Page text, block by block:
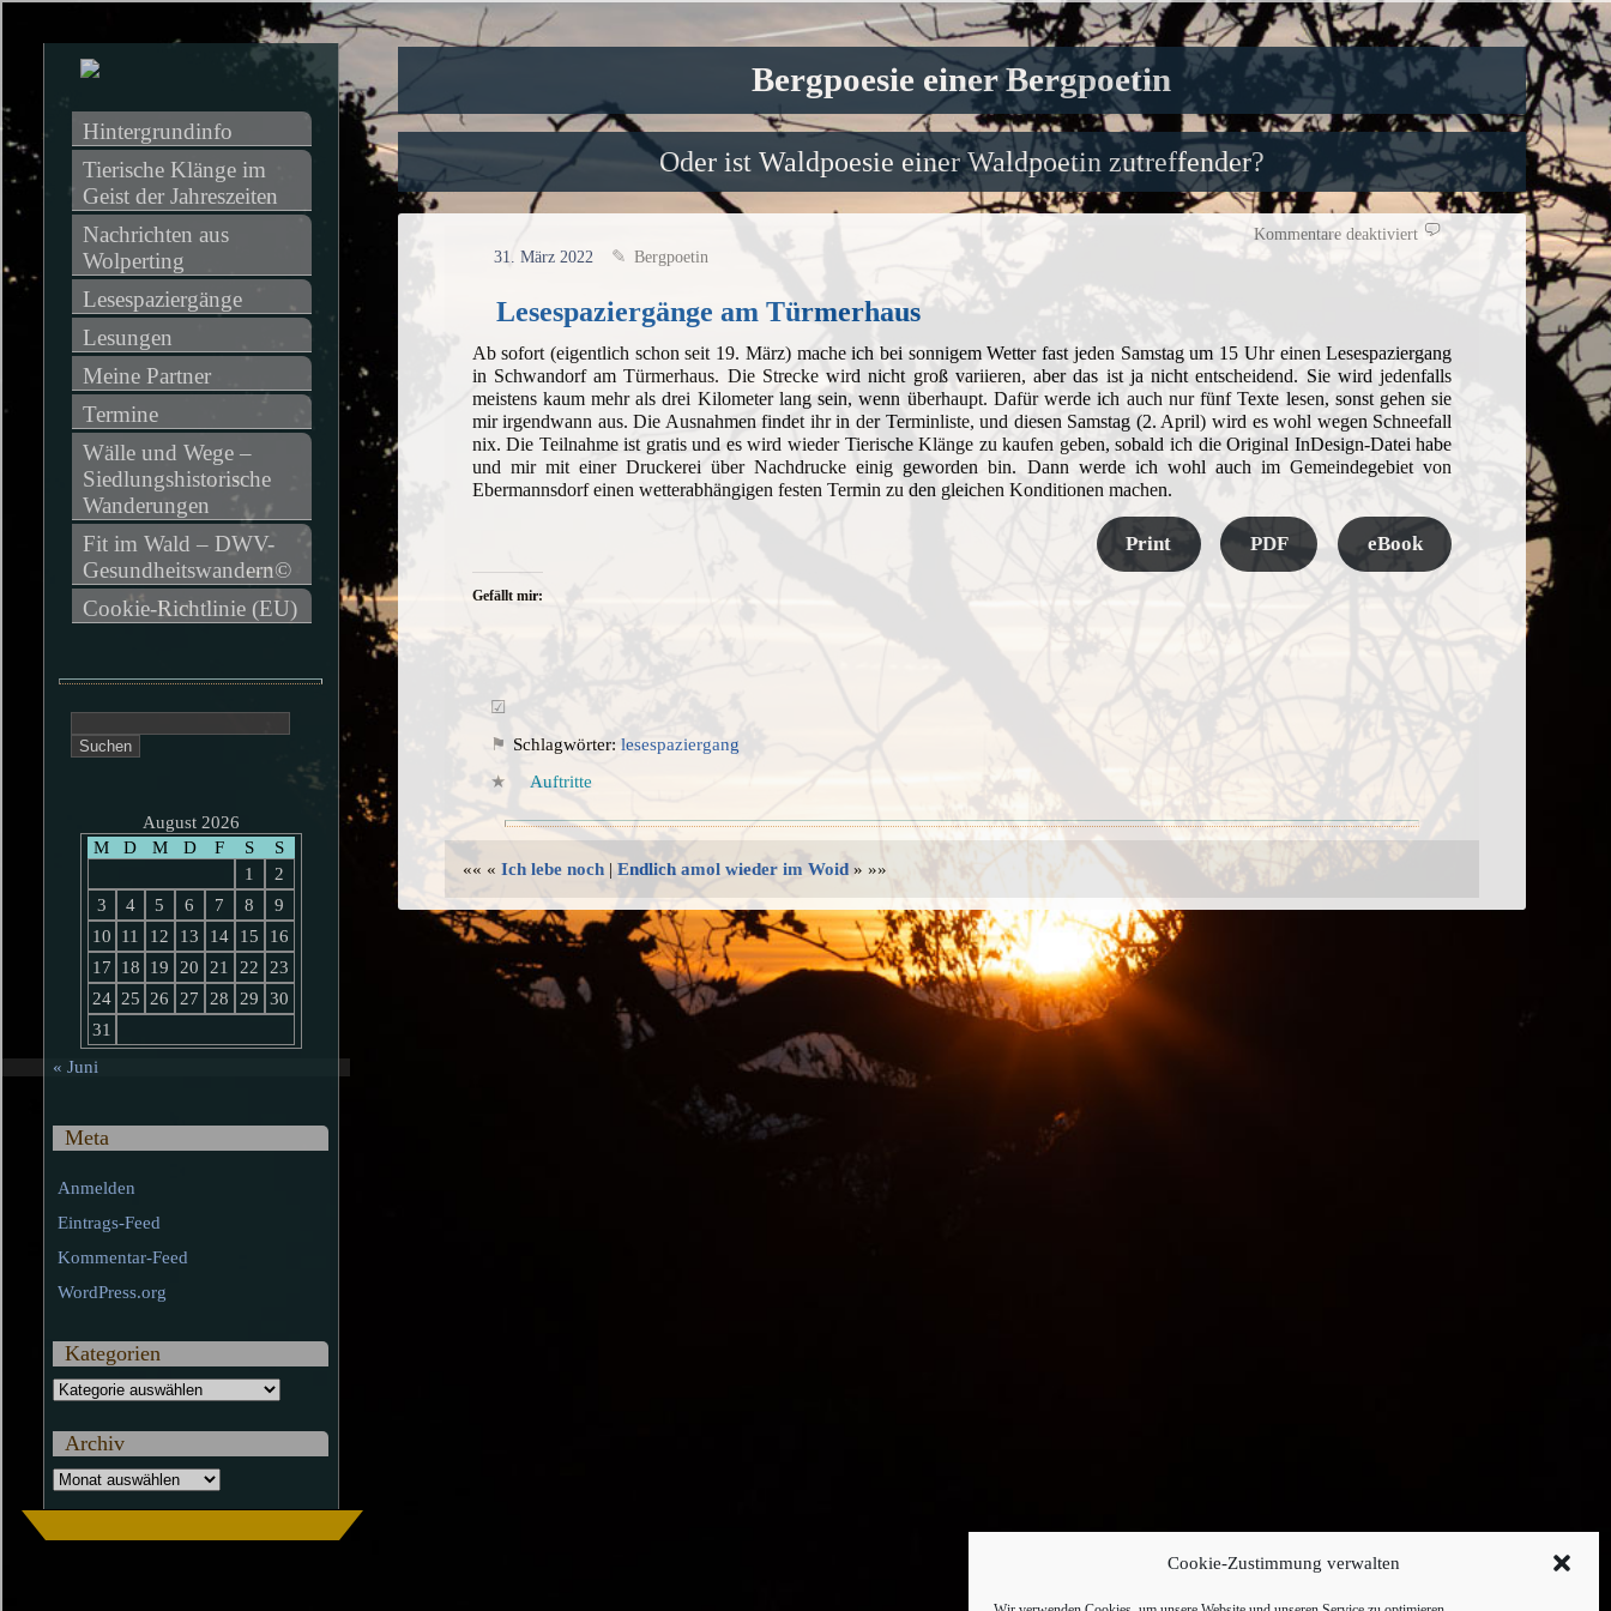
Cookie-Zustimmung verwalten
Bergpoesie einer Bergpoetin
Oder ist Waldpoesie einer Waldpoetin zutreffender?
Kommentare deaktiviert für
Lesespaziergänge
31. März 2022 Bergpoetin
Lesespaziergänge am Türmerhaus
Ab sofort (eigentlich schon seit 19. März) mache ich bei sonnigem Wetter fast jeden Samstag um 15 Uhr einen Lesespaziergang
in Schwandorf am Türmerhaus. Die Strecke wird nicht groß variieren, aber das ist ja nicht entscheidend. Sie wird jedenfalls
meistens kaum mehr als drei Kilometer lang sein, wenn überhaupt. Dafür werde ich auch nur fünf Texte lesen, sonst gehen sie
mir irgendwann aus. Die Ausnahmen findet ihr in der Terminliste, und diesen Samstag (2. April) wird es wohl wegen Schneefall
nix. Die Teilnahme ist gratis und es wird wieder Tierische Klänge zu kaufen geben, sobald ich die Original InDesign-Datei habe
und mir mit einer Druckerei über Nachdrucke einig geworden bin. Dann werde ich wohl auch im Gemeindegebiet von
Ebermannsdorf einen wetterabhängigen festen Termin zu den gleichen Konditionen machen.
Print PDF eBook
Gefällt mir:
Schlagwörter: lesespaziergang
Auftritte
«« « Ich lebe noch| Endlich amol wieder im Woid» »»
Hintergrundinfo
Tierische Klänge im
Geist der Jahreszeiten
Nachrichten aus
Wolperting
Lesespaziergänge
Lesungen
Meine Partner
Termine
Wälle und Wege –
Siedlungshistorische
Wanderungen
Fit im Wald – DWV-
Gesundheitswandern©
Cookie-Richtlinie (EU)
nach:
August 2026
M
D M D F S
S
1
2
3
4 5 6 7 8
9
10
11 12 13 14 15
16
17
18 19 20 21 22
23
24 25 26 27 28 29
30
31
« Juni
Meta
Anmelden
Eintrags-Feed
Kommentar-Feed
WordPress.org
Kategorien
Kategorien
Archiv
Archiv